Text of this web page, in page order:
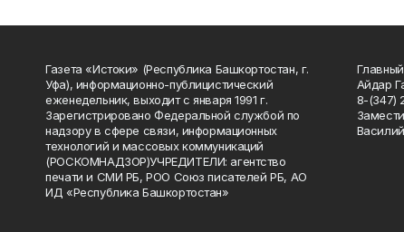
Газета «Истоки» (Республика Башкортостан, г.
Уфа), информационно-публицистический
еженедельник, выходит с января 1991 г.
Зарегистрировано Федеральной службой по
надзору в сфере связи, информационных
технологий и массовых коммуникаций
(РОСКОМНАДЗОР)УЧРЕДИТЕЛИ: агентство
печати и СМИ РБ, РОО Союз писателей РБ, АО
ИД «Республика Башкортостан»
Айдар
8-(347)